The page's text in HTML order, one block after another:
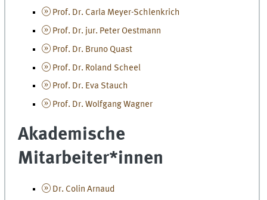
Prof. Dr. Carla Meyer-Schlenkrich
Prof. Dr. jur. Peter Oestmann
Prof. Dr. Bruno Quast
Prof. Dr. Roland Scheel
Prof. Dr. Eva Stauch
Prof. Dr. Wolfgang Wagner
Akademische
Mitarbeiter*innen
Dr. Colin Arnaud